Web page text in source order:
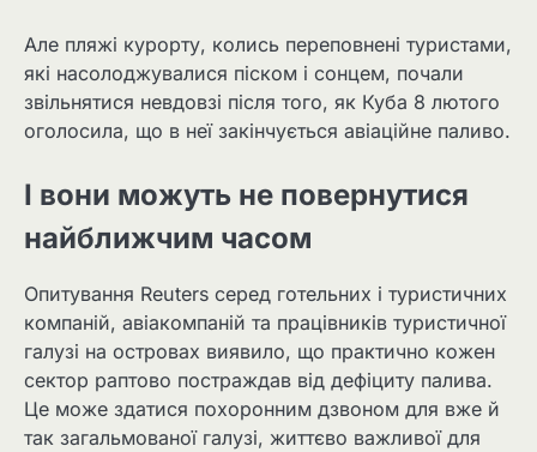
Але пляжі курорту, колись переповнені туристами,
які насолоджувалися піском і сонцем, почали
звільнятися невдовзі після того, як Куба 8 лютого
оголосила, що в неї закінчується авіаційне паливо.
І вони можуть не повернутися
найближчим часом
Опитування Reuters серед готельних і туристичних
компаній, авіакомпаній та працівників туристичної
галузі на островах виявило, що практично кожен
сектор раптово постраждав від дефіциту палива.
Це може здатися похоронним дзвоном для вже й
так загальмованої галузі, життєво важливої ​​для